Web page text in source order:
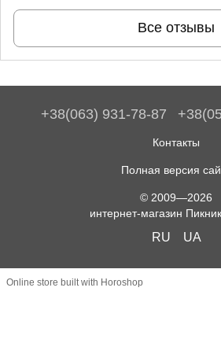
Все отзывы
+38(063) 931-78-87
Контакты
Полная версия
© 2009—2026
интернет-магазин
RU UA
Online store built with Horoshop